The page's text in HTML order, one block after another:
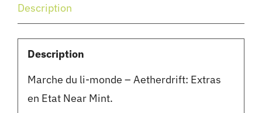
Description
Description
Marche du li-monde – Aetherdrift: Extras
en Etat Near Mint.